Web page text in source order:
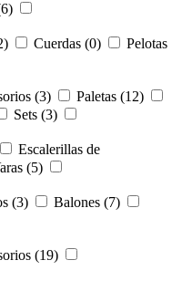
Cuerdas (0)
Pelotas
(3)
Paletas (12)
Sets (3)
Escalerillas de
(5)
(3)
Balones (7)
(19)